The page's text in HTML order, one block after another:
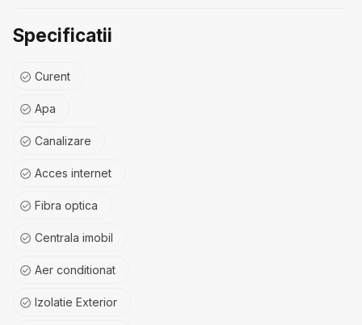
Specificatii
Curent
Apa
Canalizare
Acces internet
Fibra optica
Centrala imobil
Aer conditionat
Izolatie Exterior